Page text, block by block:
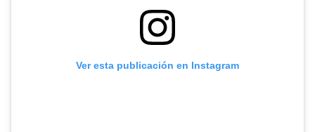
Ver esta publicación en Instagram